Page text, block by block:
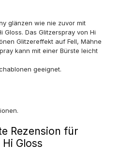
glänzen wie nie zuvor mit
Gloss. Das Glitzerspray von Hi
Glitzereffekt auf Fell, Mähne
kann mit einer Bürste leicht
geeignet.
Rezension für
Gloss